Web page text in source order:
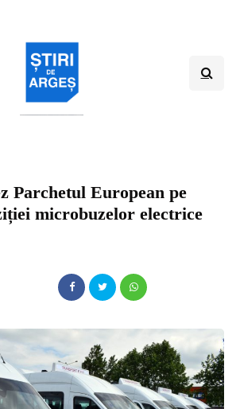
Parchetul European pe
microbuzelor electrice